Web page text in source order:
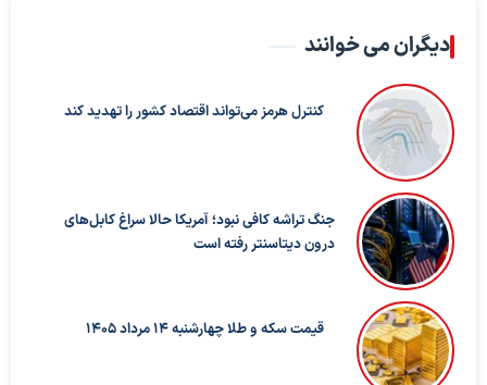
دیگران می خوانند
کنترل هرمز می‌تواند اقتصاد کشور را تهدید کند
جنگ تراشه کافی نبود؛ آمریکا حالا سراغ کابل‌های
درون دیتاسنتر رفته است
قیمت سکه و طلا چهارشنبه 14 مرداد 1405